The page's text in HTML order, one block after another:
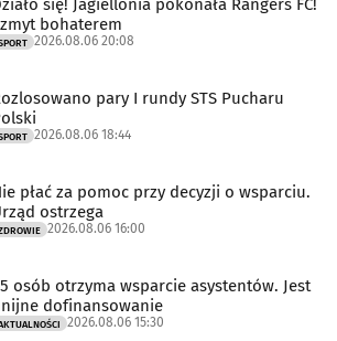
się! Jagiellonia pokonała Rangers FC!
bohaterem
2026.08.06 20:08
pary I rundy STS Pucharu
2026.08.06 18:44
płać za pomoc przy decyzji o wsparciu.
ostrzega
2026.08.06 16:00
osób otrzyma wsparcie asystentów. Jest
dofinansowanie
2026.08.06 15:30